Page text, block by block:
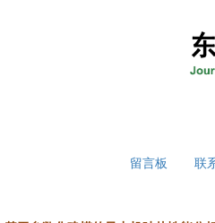
留言板 联